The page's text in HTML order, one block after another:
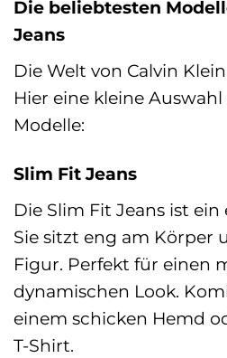
Die beliebtesten
Jeans
Die Welt von Calvin
Hier eine kleine
Modelle:
Slim Fit Jeans
Die Slim Fit Jeans ist ein
Sie sitzt eng am Körper
Figur. Perfekt für einen
dynamischen Look.
einem schicken Hemd
T-Shirt.